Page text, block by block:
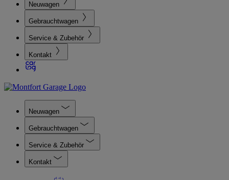
Neuwagen
Gebrauchtwagen
Service & Zubehör
Kontakt
Neuwagen
Gebrauchtwagen
Service & Zubehör
Kontakt